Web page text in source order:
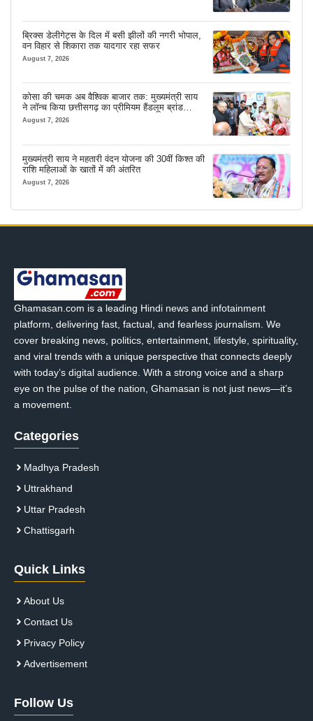
ब्रिक्स डेलीगेट्स के दिल में बसी झीलों की नगरी भोपाल,
वन विहार से शिकारा तक यादगार रहा सफर
August 7, 2026
कोसा की चमक अब वैश्विक बाजार तक: मुख्यमंत्री साय
ने लॉन्च किया छत्तीसगढ़ का प्रीमियम हैंडलूम ब्रांड
‘कोशल फैब’
August 7, 2026
मुख्यमंत्री साय ने महतारी वंदन योजना की 30वीं किश्त की
राशि महिलाओं के खातों में की अंतरित
August 7, 2026
Ghamasan.com is a leading Hindi news and infotainment
platform, delivering fast, factual, and fearless journalism. We
cover breaking news, politics, entertainment, lifestyle, spirituality,
and viral trends with a unique perspective that connects deeply
with today’s digital audience. With a strong voice and a sharp
eye on the pulse of the nation, Ghamasan is not just news—it’s
a movement.
Categories
Madhya Pradesh
Uttrakhand
Uttar Pradesh
Chattisgarh
Quick Links
About Us
Contact Us
Privacy Policy
Advertisement
Follow Us